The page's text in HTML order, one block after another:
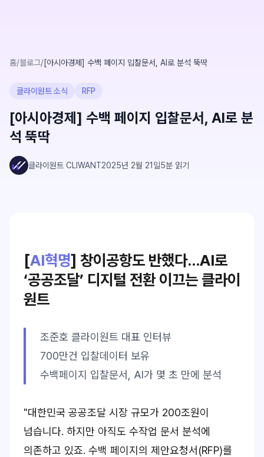
홈/블로그/[아시아경제] 수백 페이지 입찰문서, AI로 분석 뚝딱
클라이원트 소식 RFP
[아시아경제] 수백 페이지 입찰문서, AI로 분
석 뚝딱
클라이원트 CLIWANT2025년 2월 21일5분 읽기
[AI혁명] 창이공항도 반했다…AI로
‘공공조달’ 디지털 전환 이끄는 클라이
원트
조준호 클라이원트 대표 인터뷰
700만건 입찰데이터 보유
수백페이지 입찰문서, AI가 몇 초 만에 분석
"대한민국 공공조달 시장 규모가 200조원이
넘습니다. 하지만 아직도 수작업 문서 분석에
의존하고 있죠. 수백 페이지의 제안요청서(RFP)를